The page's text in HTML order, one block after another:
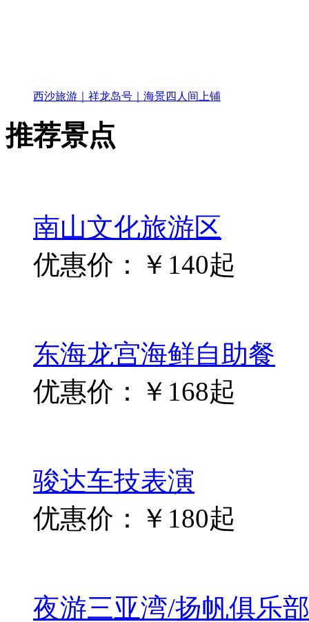
西沙旅游｜祥龙岛号｜海景四人间上铺
推荐景点
南山文化旅游区
优惠价：￥140起
东海龙宫海鲜自助餐
优惠价：￥168起
骏达车技表演
优惠价：￥180起
夜游三亚湾/扬帆俱乐部